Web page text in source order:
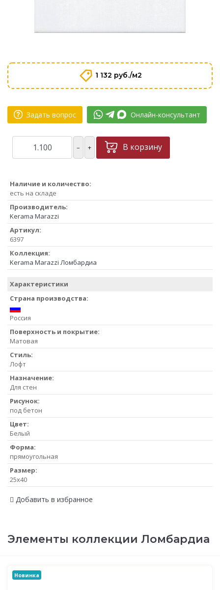
1 132 руб./м2
Задать вопрос Онлайн-консультант
– + В корзину
Наличие и количество:
есть на складе
Производитель:
Kerama Marazzi
Артикул:
6397
Коллекция:
Kerama Marazzi Ломбардиа
Характеристики
Страна производства:
Россия
Поверхность и покрытие:
Матовая
Стиль:
Лофт
Назначение:
Для стен
Рисунок:
под бетон
Цвет:
Белый
Форма:
прямоугольная
Размер:
25x40
Добавить в избранное
Элементы коллекции Ломбардиа
Новинка